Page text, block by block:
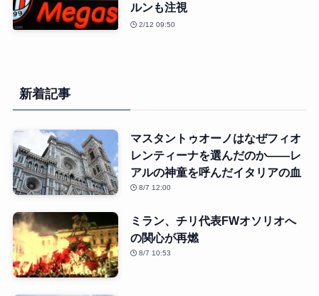
ルンも注視
2/12 09:50
新着記事
マスタントゥオーノはなぜフィオ
レンティーナを選んだのか――レ
アルの神童を呼んだイタリアの血
8/7 12:00
ミラン、チリ代表FWオソリオへ
の関心が再燃
8/7 10:53